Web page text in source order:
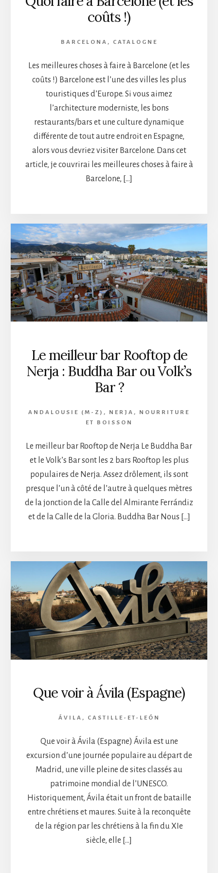
coûts !)
BARCELONA , CATALOGNE
Les meilleures choses à faire à Barcelone (et les
coûts !) Barcelone est l’une des villes les plus
touristiques d’Europe. Si vous aimez
l’architecture moderniste, les bons
restaurants/bars et une culture dynamique
différente de tout autre endroit en Espagne,
alors vous devriez visiter Barcelone. Dans cet
article, je couvrirai les meilleures choses à faire à
Barcelone, […]
Le meilleur bar Rooftop de
Nerja : Buddha Bar ou Volk’s
Bar ?
ANDALOUSIE (M-Z) , NERJA , NOURRITURE
ET BOISSON
Le meilleur bar Rooftop de Nerja Le Buddha Bar
et le Volk’s Bar sont les 2 bars Rooftop les plus
populaires de Nerja. Assez drôlement, ils sont
presque l’un à côté de l’autre à quelques mètres
de la jonction de la Calle del Almirante Ferrándiz
et de la Calle de la Gloria. Buddha Bar Nous […]
Que voir à Ávila (Espagne)
ÁVILA , CASTILLE-ET-LEÓN
Que voir à Ávila (Espagne) Ávila est une
excursion d’une journée populaire au départ de
Madrid, une ville pleine de sites classés au
patrimoine mondial de l’UNESCO.
Historiquement, Ávila était un front de bataille
entre chrétiens et maures. Suite à la reconquête
de la région par les chrétiens à la fin du XIe
siècle, elle […]